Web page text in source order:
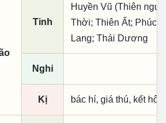
Tinh
Huyền Vũ (Thiên
Thời; Thiên Ất; Phúc
Lang; Thái Dương
Nghi
Kị bác hí, giá thú, kết